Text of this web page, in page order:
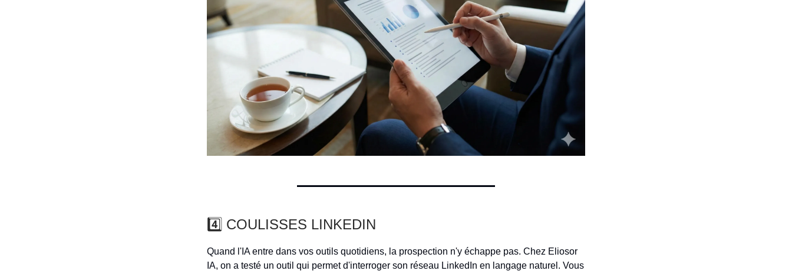
4️⃣ COULISSES LINKEDIN
Quand l'IA entre dans vos outils quotidiens, la prospection n'y échappe pas. Chez Eliosor
IA, on a testé un outil qui permet d'interroger son réseau LinkedIn en langage naturel. Vous